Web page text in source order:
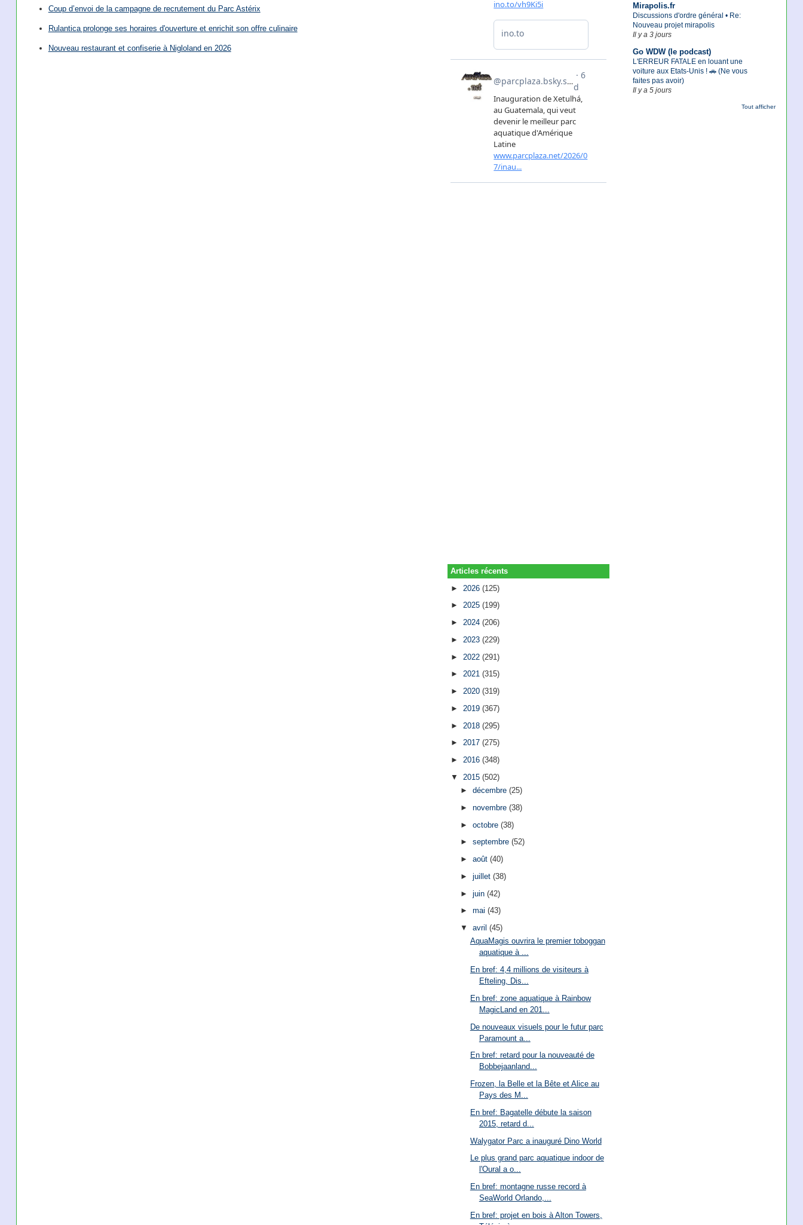
Mirapolis.fr
Discussions d'ordre général • Re:
Nouveau projet mirapolis
Il y a 3 jours
Go WDW (le podcast)
L'ERREUR FATALE en louant une
voiture aux Etats-Unis ! 🚗 (Ne vous
faites pas avoir)
Il y a 5 jours
Tout afficher
Coup d’envoi de la campagne de recrutement du Parc Astérix
Rulantica prolonge ses horaires d'ouverture et enrichit son offre culinaire
Nouveau restaurant et confiserie à Nigloland en 2026
Articles récents
► 2026(125)
►2025(199)
►2024(206)
► 2023(229)
► 2022(291)
►2021(315)
►2020(319)
► 2019(367)
► 2018(295)
►2017(275)
►2016(348)
▼ 2015(502)
► décembre (25)
► novembre (38)
► octobre (38)
► septembre (52)
► août (40)
► juillet (38)
► juin (42)
► mai (43)
▼ avril (45)
AquaMagis ouvrira le premier toboggan
aquatique à ...
En bref: 4,4 millions de visiteurs à
Efteling, Dis...
En bref: zone aquatique à Rainbow
MagicLand en 201...
De nouveaux visuels pour le futur parc
Paramount a...
En bref: retard pour la nouveauté de
Bobbejaanland...
Frozen, la Belle et la Bête et Alice au
Pays des M...
En bref: Bagatelle débute la saison
2015, retard d...
Walygator Parc a inauguré Dino World
Le plus grand parc aquatique indoor de
l'Oural a o...
En bref: montagne russe record à
SeaWorld Orlando,...
En bref: projet en bois à Alton Towers,